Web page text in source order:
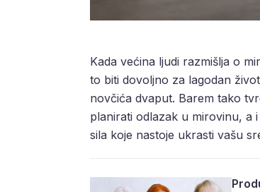
Kada većina ljudi razmišlja o
to biti dovoljno za lagodan
novčića dvaput. Barem tako
planirati odlazak u mirovinu, a
sila koje nastoje ukrasti vašu